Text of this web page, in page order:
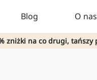
Blog O nas
zniżki na co drugi, tańszy